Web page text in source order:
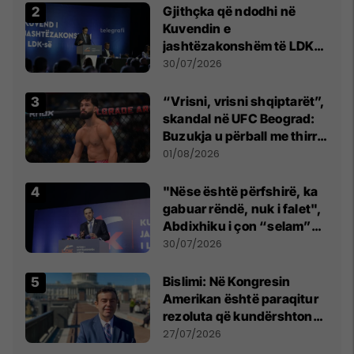
Gjithçka që ndodhi në
Kuvendin e
jashtëzakonshëm të LDK-
së
30/07/2026
“Vrisni, vrisni shqiptarët”,
skandal në UFC Beograd:
Buzukja u përball me thirrje
anti-shqiptare nga
01/08/2026
"Nëse është përfshirë, ka
gabuar rëndë, nuk i falet",
Abdixhiku i çon “selam”
Përparim Ramës
30/07/2026
Bislimi: Në Kongresin
Amerikan është paraqitur
rezoluta që kundërshton
mbajtjen e Asamblesë
27/07/2026